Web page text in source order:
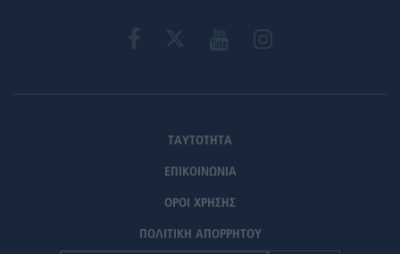
ΤΑΥΤΟΤΗΤΑ
ΕΠΙΚΟΙΝΩΝΙΑ
ΟΡΟΙ ΧΡΗΣΗΣ
ΠΟΛΙΤΙΚΗ ΑΠΟΡΡΗΤΟΥ